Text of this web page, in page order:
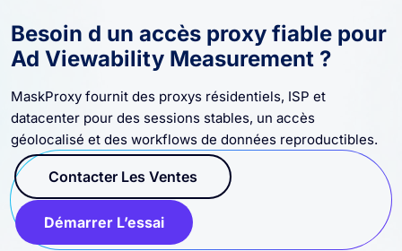
Besoin d un accès proxy fiable pour
Ad Viewability Measurement ?
MaskProxy fournit des proxys résidentiels, ISP et
datacenter pour des sessions stables, un accès
géolocalisé et des workflows de données reproductibles.
Contacter Les Ventes
Démarrer L’essai